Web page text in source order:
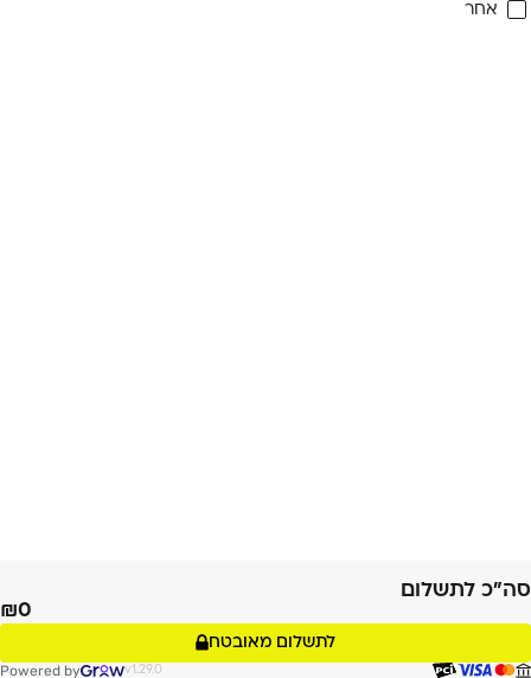
אחר
סה״כ לתשלום
0
לתשלום מאובטח
Powered by v1.29.0